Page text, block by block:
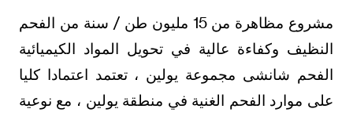
مشروع مظاهرة من 15 مليون طن / سنة من الفحم
النظيف وكفاءة عالية في تحويل المواد الكيميائية
الفحم شانشى مجموعة يولين ، تعتمد اعتمادا كليا
على موارد الفحم الغنية في منطقة يولين ، مع نوعية